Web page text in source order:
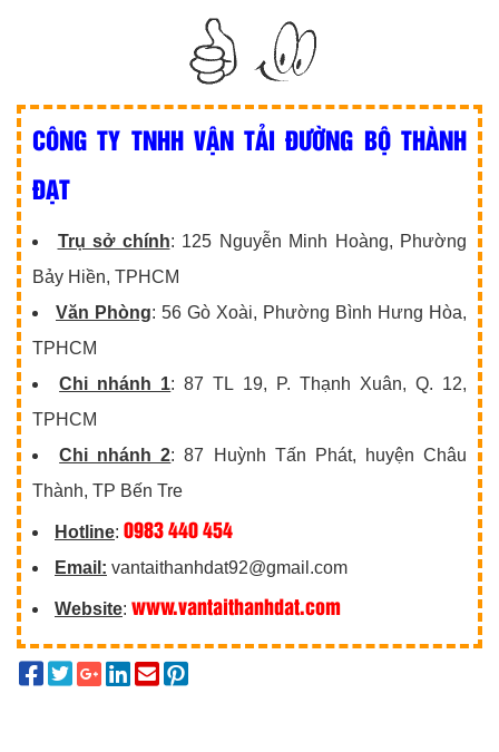
CÔNG TY TNHH VẬN TẢI ĐƯỜNG BỘ THÀNH
ĐẠT
Trụ sở chính: 125 Nguyễn Minh Hoàng, Phường
Bảy Hiền, TPHCM
Văn Phòng: 56 Gò Xoài, Phường Bình Hưng Hòa,
TPHCM
Chi nhánh 1: 87 TL 19, P. Thạnh Xuân, Q. 12,
TPHCM
Chi nhánh 2: 87 Huỳnh Tấn Phát, huyện Châu
Thành, TP Bến Tre
Hotline: 0983 440 454
Email: vantaithanhdat92@gmail.com
Website: www.vantaithanhdat.com